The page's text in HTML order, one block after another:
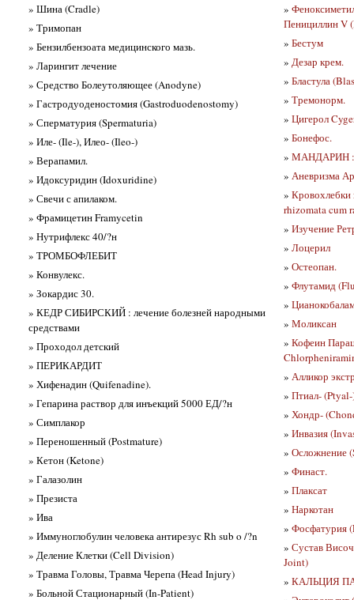
» Шина (Cradle)
» Тримопан
» Бензилбензоата медицинского мазь.
» Ларингит лечение
» Средство Болеутоляющее (Anodyne)
» Гастродуоденостомия (Gastroduodenostomy)
» Сперматурия (Spermaturia)
» Иле- (Ile-), Илео- (Ileo-)
» Верапамил.
» Идоксуридин (Idoxuridine)
» Свечи с апилаком.
» Фрамицетин Framycetin
» Нутрифлекс 40/?н
» ТРОМБОФЛЕБИТ
» Конвулекс.
» Зокардис 30.
» КЕДР СИБИРСКИЙ : лечение болезней народными
средствами
» Проходол детский
» ПЕРИКАРДИТ
» Хифенадин (Quifenadine).
» Гепарина раствор для инъекций 5000 ЕД/?н
» Симплакор
» Переношенный (Postmature)
» Кетон (Ketone)
» Галазолин
» Презиста
» Ива
» Иммуноглобулин человека антирезус Rh sub o /?n
» Деление Клетки (Cell Division)
» Травма Головы, Травма Черепа (Head Injury)
» Больной Стационарный (In-Patient)
»
Пенициллин V
» Бестум
» Дезар крем.
» Бластула
» Тремонорм.
» Цигерол
» Бонефос.
» МАНДАРИН :
» Аневризма
» Кровохлебки
rhizomata cum
» Изучение
» Лоцерил
» Остеопан.
» Флутамид
»
» Моликсан
» Кофеин
» Алликор
» Птиал-
» Хондр-
» Инвазия
» Осложнение
» Финаст.
» Плаксат
» Наркотан
» Фосфатурия
» Сустав
Joint)
» КАЛЬЦИЯ